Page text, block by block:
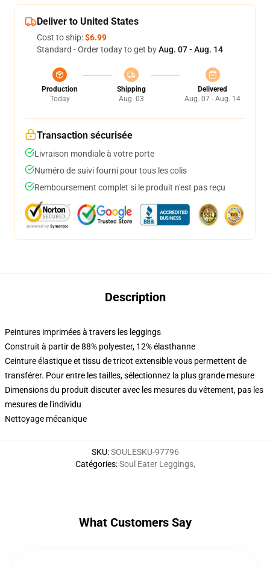
Deliver to United States
Cost to ship:$6.99
Standard - Order today to get byAug. 07 - Aug. 14
Production
Today
Shipping
Aug. 03
Delivered
Aug. 07 - Aug. 14
Transaction sécurisée
Livraison mondiale à votre porte
Numéro de suivi fourni pour tous les colis
Remboursement complet si le produit n'est pas reçu
Description
Peintures imprimées à travers les leggings
Construit à partir de 88% polyester, 12% élasthanne
Ceinture élastique et tissu de tricot extensible vous permettent de
transférer. Pour entre les tailles, sélectionnez la plus grande mesure
Dimensions du produit discuter avec les mesures du vêtement, pas les
mesures de l'individu
Nettoyage mécanique
SKU:SOULESKU-97796
Catégories:Soul Eater Leggings,
What Customers Say